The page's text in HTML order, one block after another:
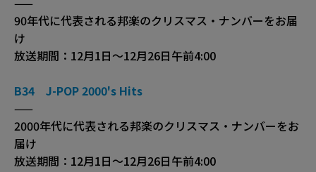
90年代に代表される邦楽のクリスマス・ナンバーをお届
け
放送期間：12月1日〜12月26日午前4:00
B34 J-POP 2000's Hits
——
2000年代に代表される邦楽のクリスマス・ナンバーをお
届け
放送期間：12月1日〜12月26日午前4:00